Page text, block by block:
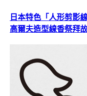
日本特色「人形剪影
高爾夫造型線香祭拜